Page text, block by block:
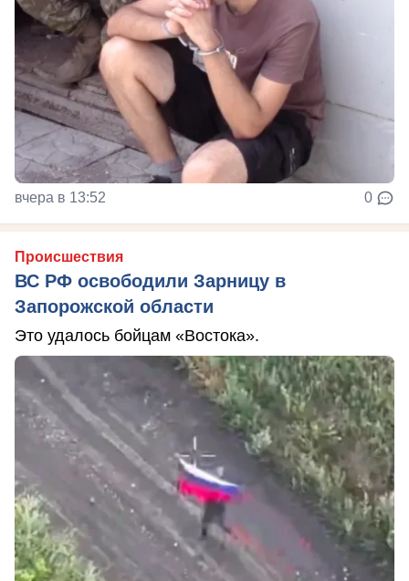
вчера в 13:52 0
Происшествия
ВС РФ освободили Зарницу в
Запорожской области
Это удалось бойцам «Востока».